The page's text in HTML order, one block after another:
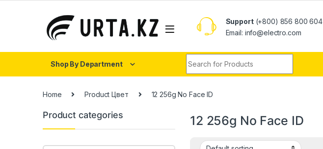
Support(+800) 856 800 604
Email: info@electro.com
Shop By Department
Home Product Цвет 12 256g No Face ID
12 256g No Face ID
Product categories